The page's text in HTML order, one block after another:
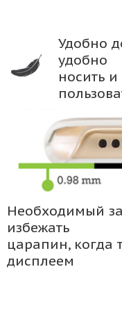
Удобно
удобно
носить и
Необходимый
избежать
царапин, когда
дисплеем